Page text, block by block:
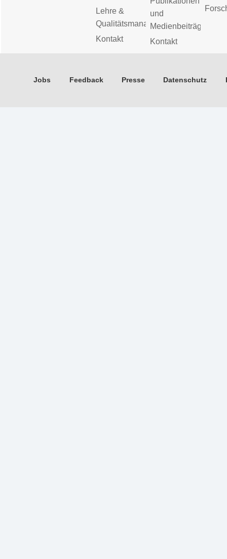
Lehre &
Qualitätsmanagement
Kontakt
und
Medienbeiträge
Kontakt
Jobs Feedback Presse Datenschutz